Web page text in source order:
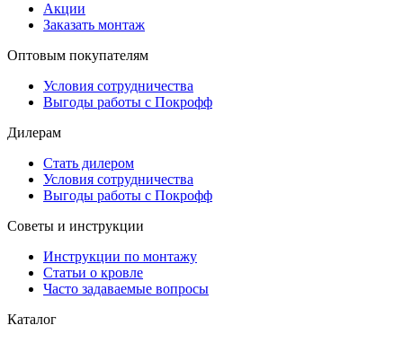
Акции
Заказать монтаж
Оптовым покупателям
Условия сотрудничества
Выгоды работы с Покрофф
Дилерам
Стать дилером
Условия сотрудничества
Выгоды работы с Покрофф
Советы и инструкции
Инструкции по монтажу
Статьи о кровле
Часто задаваемые вопросы
Каталог